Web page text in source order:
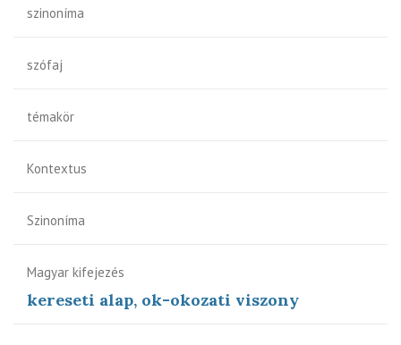
szinoníma
szófaj
témakör
Kontextus
Szinoníma
Magyar kifejezés
kereseti alap, ok-okozati viszony